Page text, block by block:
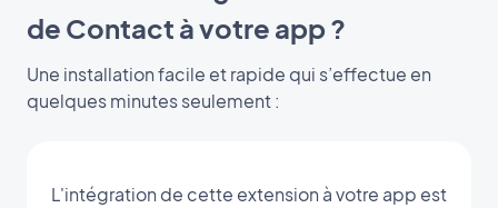
de Contact à votre app ?
Une installation facile et rapide qui s’effectue en
quelques minutes seulement :
L'intégration de cette extension à votre app est